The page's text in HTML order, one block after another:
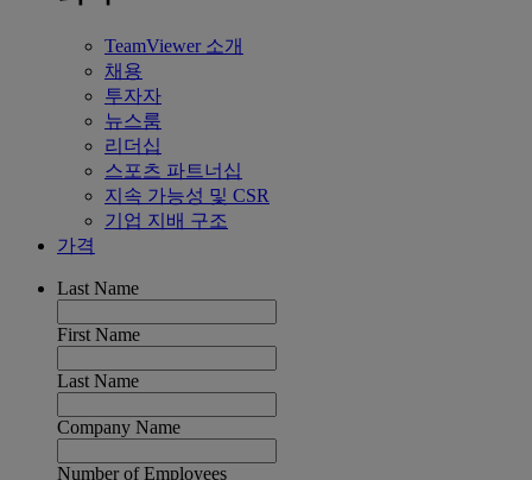
TeamViewer 소개
채용
투자자
뉴스룸
리더십
스포츠 파트너십
지속 가능성 및 CSR
기업 지배 구조
가격
Last Name
First Name
Last Name
Company Name
Number of Employees